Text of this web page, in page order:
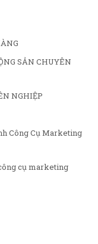
SẢN CHUYÊN
NGHIỆP
Công Cụ Marketing
cụ marketing